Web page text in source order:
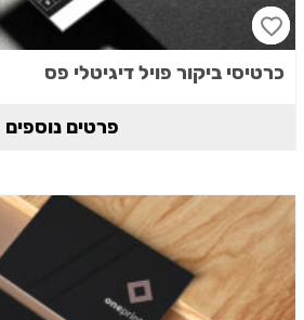
כרטיסי ביקור פויל דיגיטלי פס
פרטים נוספים